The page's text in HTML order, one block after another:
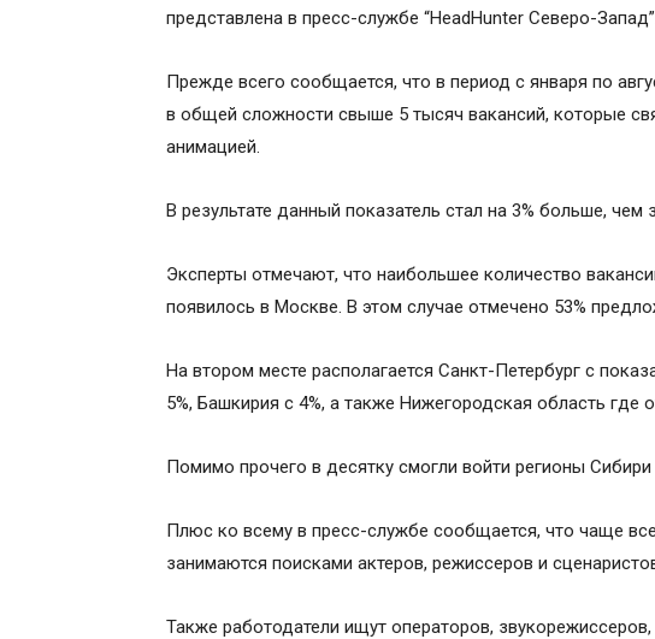
представлена в пресс-службе “HeadHunter Северо-
Прежде всего сообщается, что в период с января по
в общей сложности свыше 5 тысяч вакансий, которые
анимацией.
В результате данный показатель стал на 3% больше,
Эксперты отмечают, что наибольшее количество
появилось в Москве. В этом случае отмечено 53%
На втором месте располагается Санкт-Петербург с
5%, Башкирия с 4%, а также Нижегородская область где
Помимо прочего в десятку смогли войти регионы Сибири
Плюс ко всему в пресс-службе сообщается, что чаще
занимаются поисками актеров, режиссеров и
Также работодатели ищут операторов,